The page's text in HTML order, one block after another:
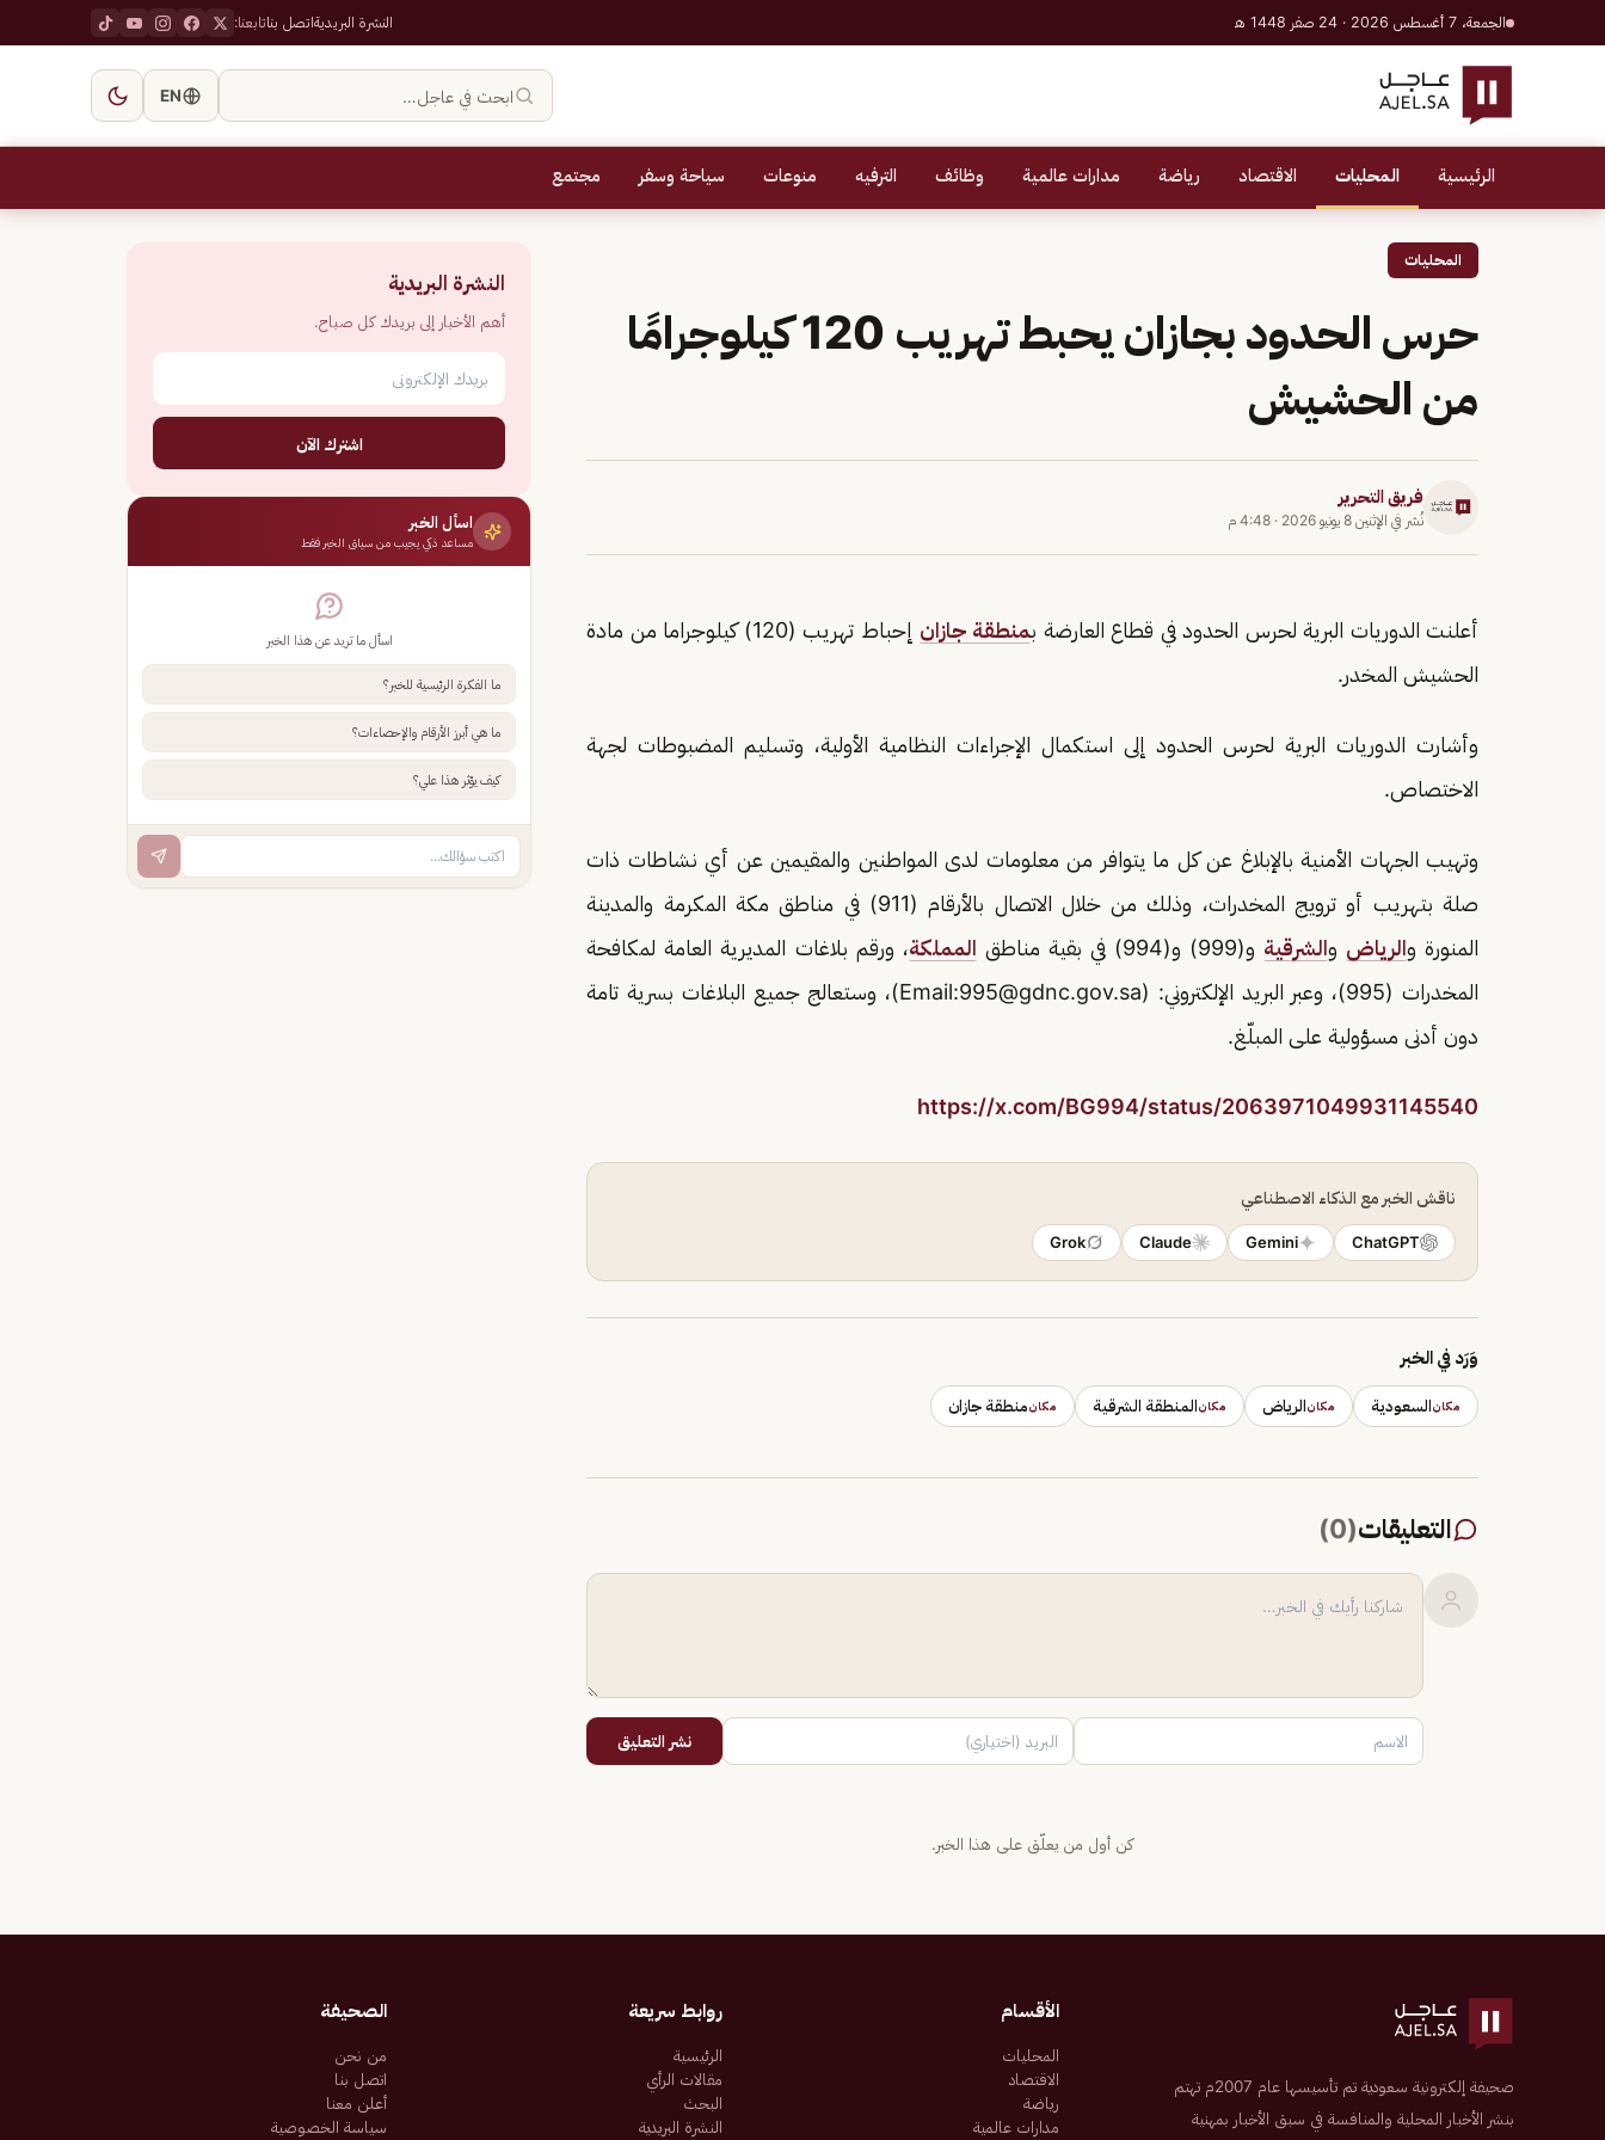
الجمعة، 7 أغسطس 2026 · 24 صفر 1448 هـ النشرة البريديةاتصل بناتابعنا:
ابحث في عاجل… EN
الرئيسية المحليات الاقتصاد رياضة مدارات عالمية وظائف الترفيه منوعات سياحة وسفر مجتمع
المحليات
حرس الحدود بجازان يحبط تهريب 120 كيلوجرامًا
من الحشيش
فريق التحرير
نُشر في الإثنين 8 يونيو 2026 · 4:48 م
أعلنت الدوريات البرية لحرس الحدود في قطاع العارضة بمنطقة جازان
إحباط تهريب (120) كيلوجراما من مادة
الحشيش المخدر.
وأشارت الدوريات البرية لحرس الحدود إلى استكمال الإجراءات النظامية الأولية، وتسليم المضبوطات لجهة
الاختصاص.
وتهيب الجهات الأمنية بالإبلاغ عن كل ما يتوافر من معلومات لدى المواطنين والمقيمين عن أي نشاطات ذات
صلة بتهريب أو ترويج المخدرات، وذلك من خلال الاتصال بالأرقام (911) في مناطق مكة المكرمة والمدينة
المنورة والرياض والشرقية و(999) و(994) في بقية مناطق المملكة، ورقم بلاغات المديرية العامة لمكافحة
المخدرات (995)، وعبر البريد الإلكتروني: (Email:
995@gdnc.gov.sa
)، وستعالج جميع البلاغات بسرية تامة
دون أدنى مسؤولية على المبلّغ.
https://x.com/BG994/status/2063971049931145540
ناقش الخبر مع الذكاء الاصطناعي
ChatGPT
Gemini
Claude
Grok
وَرَد في الخبر
مكانالسعودية مكانالرياض مكانالمنطقة الشرقية مكانمنطقة جازان
التعليقات(
0
)
نشر التعليق
كن أول من يعلّق على هذا الخبر.
النشرة البريدية
أهم الأخبار إلى بريدك كل صباح.
اشترك الآن
اسأل الخبر
مساعد ذكي يجيب من سياق الخبر فقط
اسأل ما تريد عن هذا الخبر
ما الفكرة الرئيسية للخبر؟
ما هي أبرز الأرقام والإحصاءات؟
كيف يؤثر هذا علي؟
صحيفة إلكترونية سعودية تم تأسيسها عام 2007م تهتم
بنشر الأخبار المحلية والمنافسة في سبق الأخبار بمهنية
الأقسام
المحليات
الاقتصاد
رياضة
مدارات عالمية
روابط سريعة
الرئيسية
مقالات الرأي
البحث
النشرة البريدية
الصحيفة
من نحن
اتصل بنا
أعلن معنا
سياسة الخصوصية